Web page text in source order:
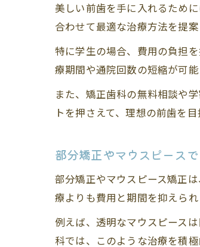
美しい前歯を手に入れるため
合わせて最適な治療方法を提案
特に学生の場合、費用の負担
療期間や通院回数の短縮が可
また、矯正歯科の無料相談や
トを押さえて、理想の前歯を目
部分矯正やマウスピース
部分矯正やマウスピース矯正
療よりも費用と期間を抑えられ
例えば、透明なマウスピース
科では、このような治療を積